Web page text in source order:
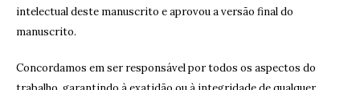
intelectual deste manuscrito e aprovou a versão final do
manuscrito.
Concordamos em ser responsável por todos os aspectos do